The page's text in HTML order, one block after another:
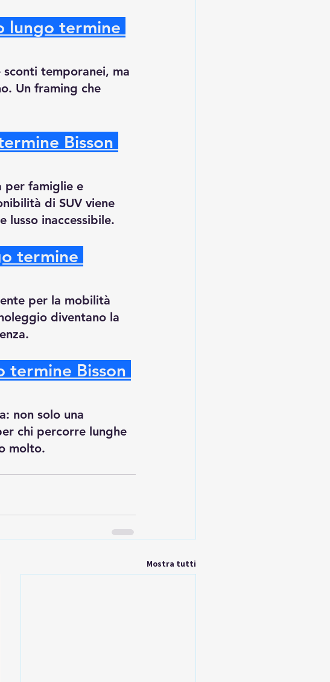
lungo termine
temporanei, ma
Un framing che
Bisson
per famiglie e
di SUV viene
lusso inaccessibile.
termine
per la mobilità
diventano la
Bisson
non solo una
chi percorre lunghe
molto.
Mostra tutti